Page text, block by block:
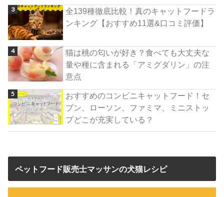
全139種徹底比較！真のキャットフードラ
ンキング【おすすめ11選&口コミ評価】
猫は桃の匂いが好き？食べても大丈夫な
量や種に含まれる「アミグダリン」の注
意点
おすすめのコンビニキャットフード！セ
ブン、ローソン、ファミマ、ミニストッ
プどこが充実している？
ペットフード販売士マッサンの犬猫レシピ